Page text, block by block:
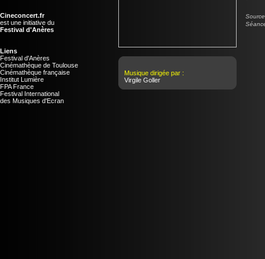
Cineconcert.fr
est une initiative du
Festival d'Anères
Liens
Festival d'Anères
Cinémathèque de Toulouse
Cinémathèque française
Institut Lumière
FPA France
Festival International
des Musiques d'Ecran
Musique dirigée par :
Virgile Goller